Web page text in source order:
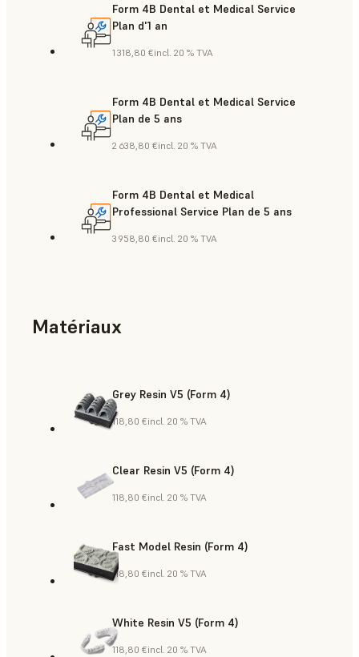
Form 4B Dental et Medical Service
Plan d'1 an
1 318,80 €incl. 20 % TVA
Form 4B Dental et Medical Service
Plan de 5 ans
2 638,80 €incl. 20 % TVA
Form 4B Dental et Medical
Professional Service Plan de 5 ans
3 958,80 €incl. 20 % TVA
Matériaux
Grey Resin V5 (Form 4)
118,80 €incl. 20 % TVA
Clear Resin V5 (Form 4)
118,80 €incl. 20 % TVA
Fast Model Resin (Form 4)
118,80 €incl. 20 % TVA
White Resin V5 (Form 4)
118,80 €incl. 20 % TVA